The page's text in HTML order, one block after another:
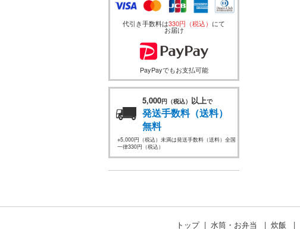
代引き手数料は330円（税込） にて
お届け
PayPayでもお支払可能
5,000円（税込） 以上で
発送手数料（送料）
無料
※5,000円（税込）未満は発送手数料（送料）全国
一律330円（税込）
トップ 水筒・お弁当 炊飯